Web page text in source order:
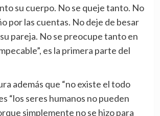
su cuerpo. No se queje tanto. No
por las cuentas. No deje de besar
su pareja. No se preocupe tanto en
es la primera parte del
además que “no existe el todo
“los seres humanos no pueden
simplemente no se hizo para